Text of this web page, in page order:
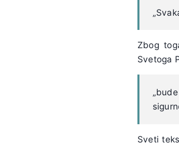
Zbog
Svetoga
Sveti